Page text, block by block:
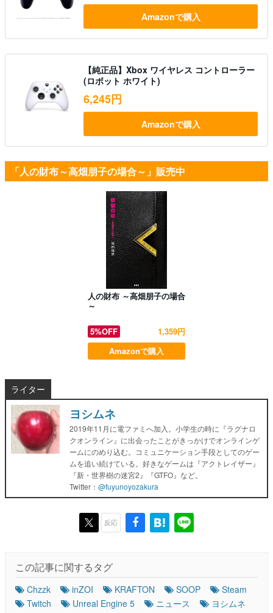
Amazonで購入
【純正品】Xbox ワイヤレス コントローラー
(ロボット ホワイト)
6,245円
Amazonで購入
「人の財布～高畑朋子の場合～」販売中
人の財布 ～高畑朋子の場合
～
5%OFF
1,359円
Amazonで購入
ライター
ヨシムネ
2019年11月に電ファミへ加入。小学生の時に『ラグナロ
クオンライン』に出会ったことがきっかけでオンラインゲ
ームにのめり込む。コミュニケーション手段としてのゲー
ムを追い続けている。好きなゲームは『アクトレイザー』
『新・世界樹の迷宮2』『GTFO』など。
Twitter： @fuyunoyozakura
反応
この記事に関するタグ
Chzzk inZOI KRAFTON SOOP
Steam
Twitch
Unreal Engine 5 ニュース ヨシムネ